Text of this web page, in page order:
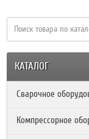
КАТАЛОГ
Сварочное
Компрессорное